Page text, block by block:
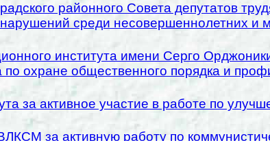
районного Совета депутатов
среди несовершеннолетних и
института имени Серго
охране общественного порядка и
за активное участие в работе по
за активную работу по